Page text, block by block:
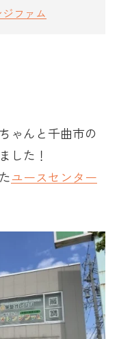
ファム
ゃんと千曲市の
した！
ユースセンター